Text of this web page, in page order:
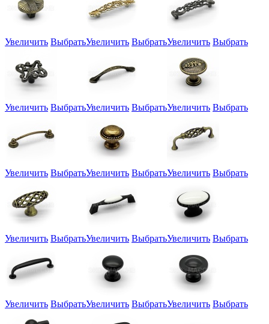
Увеличить ВыбратьУвеличить ВыбратьУвеличить Выбрать
Увеличить ВыбратьУвеличить ВыбратьУвеличить Выбрать
Увеличить ВыбратьУвеличить ВыбратьУвеличить Выбрать
Увеличить ВыбратьУвеличить ВыбратьУвеличить Выбрать
Увеличить ВыбратьУвеличить ВыбратьУвеличить Выбрать